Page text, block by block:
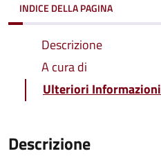
INDICE DELLA PAGINA
Descrizione
A cura di
Ulteriori Informazioni
Descrizione